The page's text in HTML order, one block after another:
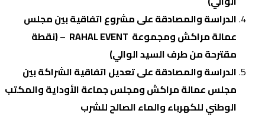
الدراسة والمصادقة على مشروع اتفاقية بين مجلس
عمالة مراكش ومجموعة RAHAL EVENT – (نقطة
مقترحة من طرف السيد الوالي)
الدراسة والمصادقة على تعديل اتفاقية الشراكة بين
مجلس عمالة مراكش ومجلس جماعة الأوداية والمكتب
الوطني للكهرباء والماء الصالح للشرب